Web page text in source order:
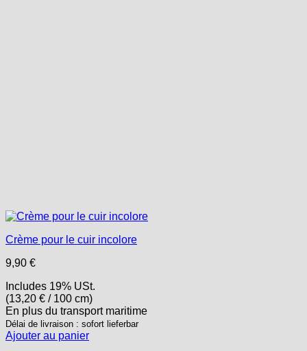
Crème pour le cuir incolore
9,90 €
Includes 19% USt.
(13,20 € / 100 cm)
En plus du transportmaritime
Délai de livraison : sofort lieferbar
Ajouter au panier